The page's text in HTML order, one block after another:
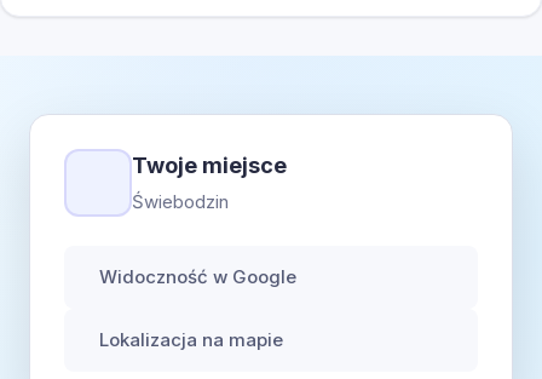
Twoje miejsce
Świebodzin
Widoczność w Google
Lokalizacja na mapie